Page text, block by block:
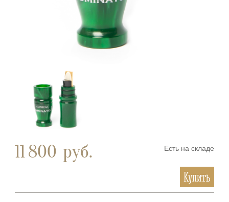
Есть на складе
11 800 руб.
Купить